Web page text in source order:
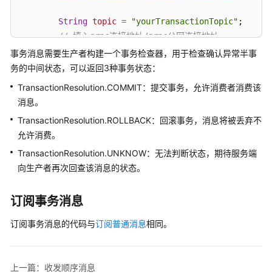
消
息
定
时
消
息
Go（TCP
协
议）
协
String topic = "yourTransactionTopic" ;
// 填入grpc连接地址/grpc公网连接地址
String endpoints = "yourEndpoints" ;
// 创建实例时，如果开启了ACL才需要添加以下代码。
String
= System.getenv(
SessionCredentialsProvider
ClientConfiguration
                .build();
            System.out.printf(
事务消息需要生产者构建一个事务检查器，用于检查确认异常半事
务的中间状态，可以返回3种事务状态：
TransactionResolution.COMMIT：提交事务，允许消费者消费该
消息。
TransactionResolution.ROLLBACK：回滚事务，消息将被丢弃不
允许消费。
TransactionResolution.UNKNOW：无法判断状态，期待服务端
向生产者再次回查该消息的状态。
订阅事务消息
订阅事务消息的代码与订阅普通消息相同。
上一篇：收发顺序消息